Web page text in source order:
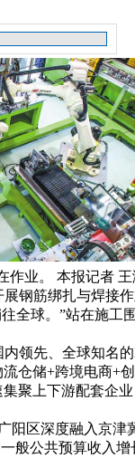
作业。 本报记者
钢筋绑扎与焊接
球。”站在施
领先、全球知名
储+跨境电商+
聚上下游配套企
区深度融入京
公共预算收入